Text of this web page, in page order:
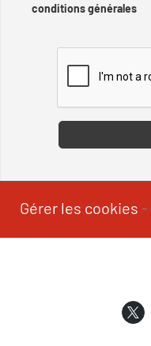
conditions générales
Gérer les cookies -